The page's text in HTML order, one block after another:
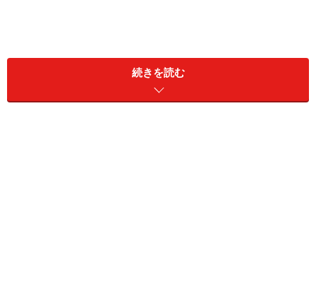
今回は、大阪府に住む57歳女性の「人生でもっとも良か
った買い物」についてのエピソードを見ていきます。
続きを読む